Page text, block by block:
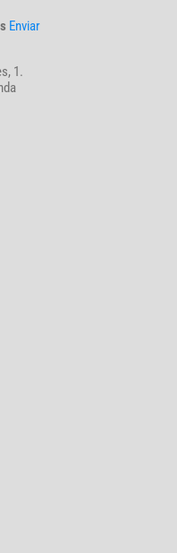
Enviar
1.